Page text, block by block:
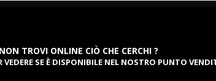
NON TROVI ONLINE CIÒ CHE CERCHI ?
VEDERE SE È DISPONIBILE NEL NOSTRO PUNTO